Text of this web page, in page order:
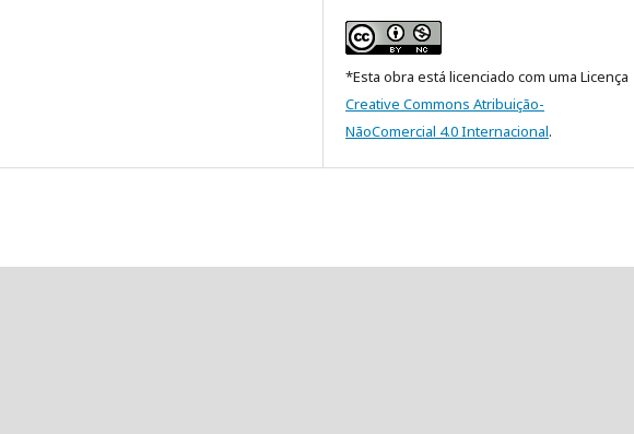
*Esta obra está licenciado com uma Licença
Creative Commons Atribuição-
NãoComercial 4.0 Internacional.